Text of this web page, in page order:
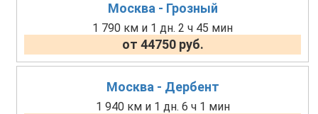
Москва - Грозный
1 790 км и 1 дн. 2 ч 45 мин
от 44750 руб.
Москва - Дербент
1 940 км и 1 дн. 6 ч 1 мин